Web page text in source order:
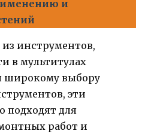
и
инструментов,
в мультитулах
широкому выбору
эти
подходят для
работ и